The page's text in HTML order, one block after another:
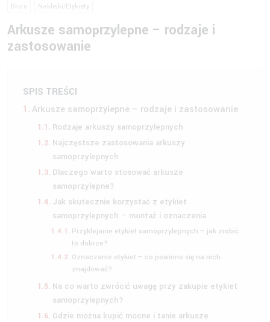
Biuro Naklejki/Etykiety
Arkusze samoprzylepne – rodzaje i
zastosowanie
SPIS TREŚCI
Arkusze samoprzylepne – rodzaje i zastosowanie
Rodzaje arkuszy samoprzylepnych
Najczęstsze zastosowania arkuszy
samoprzylepnych
Dlaczego warto stosować arkusze
samoprzylepne?
Jak skutecznie korzystać z etykiet
samoprzylepnych – montaż i oznaczenia
Przyklejanie etykiet samoprzylepnych – jak zrobić
to dobrze?
Oznaczanie etykiet – co powinno się na nich
znajdować?
Na co warto zwrócić uwagę przy zakupie etykiet
samoprzylepnych?
Gdzie można kupić mocne i tanie arkusze